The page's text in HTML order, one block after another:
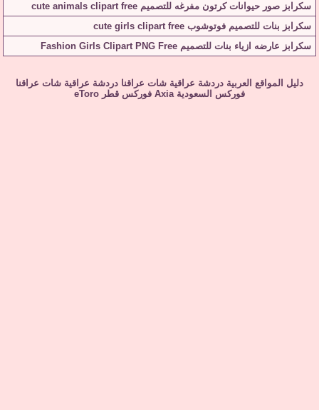
سكرابز صور حيوانات كرتون مفرغه للتصميم cute animals clipart free
سكرابز بنات للتصميم فوتوشوب cute girls clipart free
سكرابز عارضه ازياء بنات للتصميم Fashion Girls Clipart PNG Free
دليل المواقع العربية دردشة عراقية شات عراقنا دردشة عراقية شات عراقنا
فوركس السعودية Axia فوركس قطر eToro